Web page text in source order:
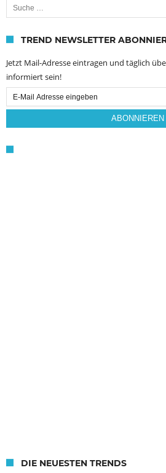
TREND NEWSLETTER
Jetzt Mail-Adresse eintragen und täglich
informiert sein!
Email
Subscription
ABONNIEREN
DIE NEUESTEN TRENDS